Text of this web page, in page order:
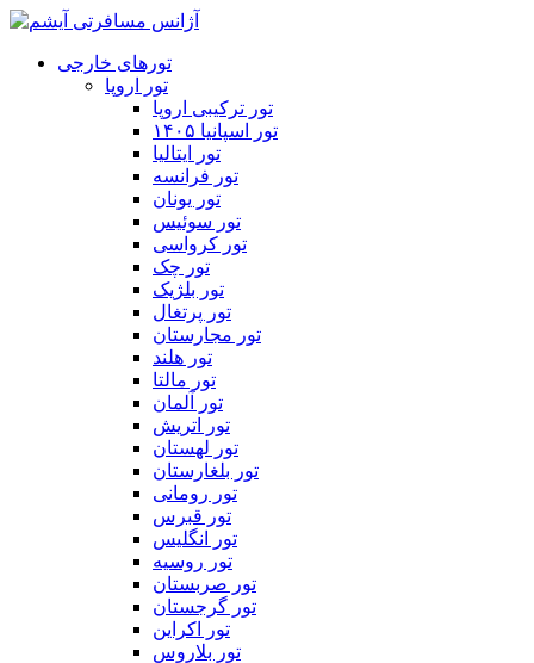
تورهای خارجی
تور اروپا
تور ترکیبی اروپا
تور اسپانیا ۱۴۰۵
تور ایتالیا
تور فرانسه
تور یونان
تور سوئیس
تور کرواسی
تور چک
تور بلژیک
تور پرتغال
تور مجارستان
تور هلند
تور مالتا
تور آلمان
تور اتریش
تور لهستان
تور بلغارستان
تور رومانی
تور قبرس
تور انگلیس
تور روسیه
تور صربستان
تور گرجستان
تور اکراین
تور بلاروس